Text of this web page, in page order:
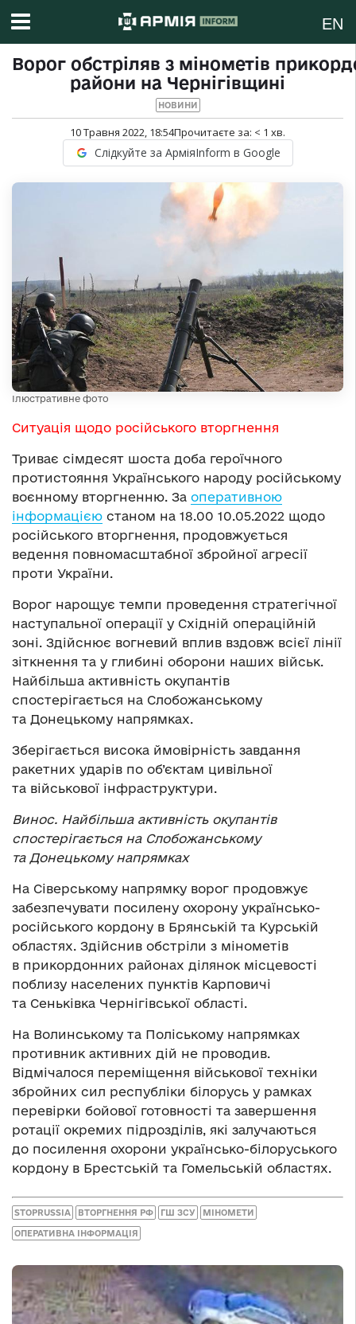
EN
Ворог обстріляв з мінометів
райони на Чернігівщині
НОВИНИ
10 Травня 2022, 18:54Прочитаєте за: < 1 хв.
Слідкуйте за АрміяInform в Google
Ілюстративне фото
Ситуація щодо російського вторгнення
Триває сімдесят шоста доба героїчного
протистояння Українського народу російському
воєнному вторгненню. За оперативною
інформацією станом на 18.00 10.05.2022 щодо
російського вторгнення, продовжується
ведення повномасштабної збройної агресії
проти України.
Ворог нарощує темпи проведення стратегічної
наступальної операції у Східній операційній
зоні. Здійснює вогневий вплив вздовж всієї лінії
зіткнення та у глибині оборони наших військ.
Найбільша активність окупантів
спостерігається на Слобожанському
та Донецькому напрямках.
Зберігається висока ймовірність завдання
ракетних ударів по об’єктам цивільної
та військової інфраструктури.
Винос. Найбільша активність окупантів
спостерігається на Слобожанському
та Донецькому напрямках
На Сіверському напрямку ворог продовжує
забезпечувати посилену охорону українсько-
російського кордону в Брянській та Курській
областях. Здійснив обстріли з мінометів
в прикордонних районах ділянок місцевості
поблизу населених пунктів Карповичі
та Сеньківка Чернігівської області.
На Волинському та Поліському напрямках
противник активних дій не проводив.
Відмічалося переміщення військової техніки
збройних сил республіки білорусь у рамках
перевірки бойової готовності та завершення
ротації окремих підрозділів, які залучаються
до посилення охорони українсько-білоруського
кордону в Брестській та Гомельській областях.
STOPRUSSIA ВТОРГНЕННЯ РФ ГШ ЗСУ МІНОМЕТИ
ОПЕРАТИВНА ІНФОРМАЦІЯ